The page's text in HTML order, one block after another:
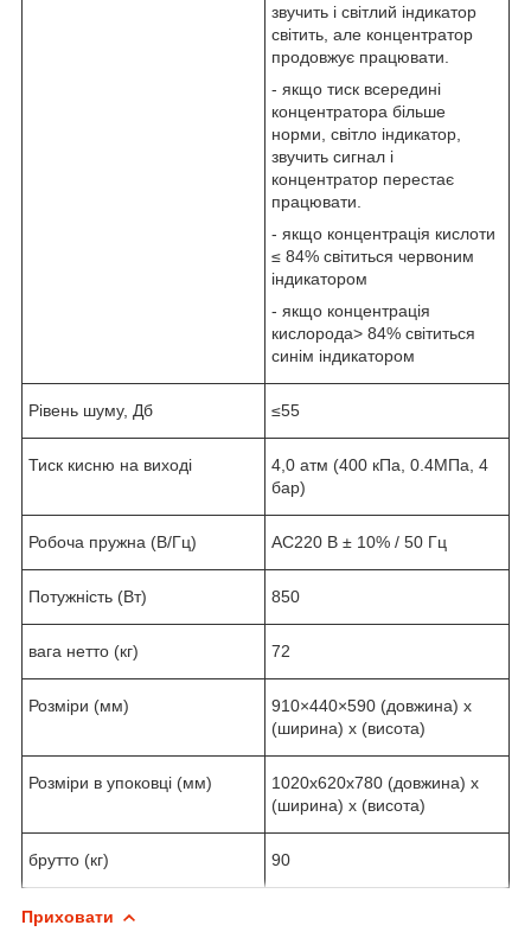
звучить і світлий індикатор
світить, але концентратор
продовжує працювати.
- якщо тиск всередині
концентратора більше
норми, світло індикатор,
звучить сигнал і
концентратор перестає
працювати.
- якщо концентрація кислоти
≤ 84% світиться червоним
індикатором
- якщо концентрація
кислорода> 84% світиться
синім індикатором
Рівень шуму, Дб ≤55
Тиск кисню на виході
4,0 атм (400 кПа, 0.4МПа, 4
бар)
Робоча пружна (В/Гц) АС220 В ± 10% / 50 Гц
Потужність (Вт) 850
вага нетто (кг) 72
Розміри (мм)
910×440×590 (довжина) х
(ширина) х (висота)
Розміри в упоковці (мм)
1020х620х780 (довжина) х
(ширина) х (висота)
брутто (кг) 90
Приховати